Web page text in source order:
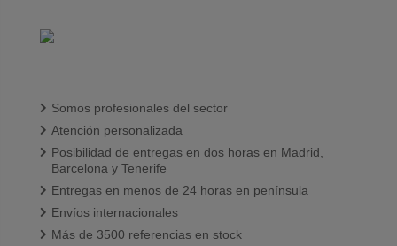
Somos profesionales del sector
Atención personalizada
Posibilidad de entregas en dos horas en Madrid,
Barcelona y Tenerife
Entregas en menos de 24 horas en península
Envíos internacionales
Más de 3500 referencias en stock